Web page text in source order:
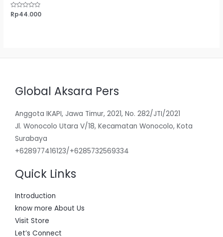
Dinilai
0
Rp44.000
Global Aksara Pers
Anggota IKAPI, Jawa Timur, 2021, No. 282/JTI/2021
Jl. Wonocolo Utara V/18, Kecamatan Wonocolo, Kota
Surabaya
+628977416123/+6285732569334
Quick Links
Introduction
know more About Us
Visit Store
Let’s Connect